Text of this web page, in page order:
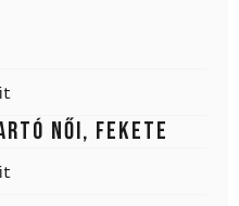
női, fekete